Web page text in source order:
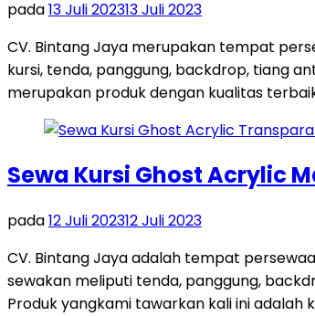
pada13 Juli 202313 Juli 2023
CV. Bintang Jaya merupakan tempat
kursi, tenda, panggung, backdrop, tiang
merupakan produk dengan kualitas
Sewa Kursi Ghost Acrylic
pada12 Juli 202312 Juli 2023
CV. Bintang Jaya adalah tempat
sewakan meliputi tenda, panggung,
Produk yangkami tawarkan kali ini adalah